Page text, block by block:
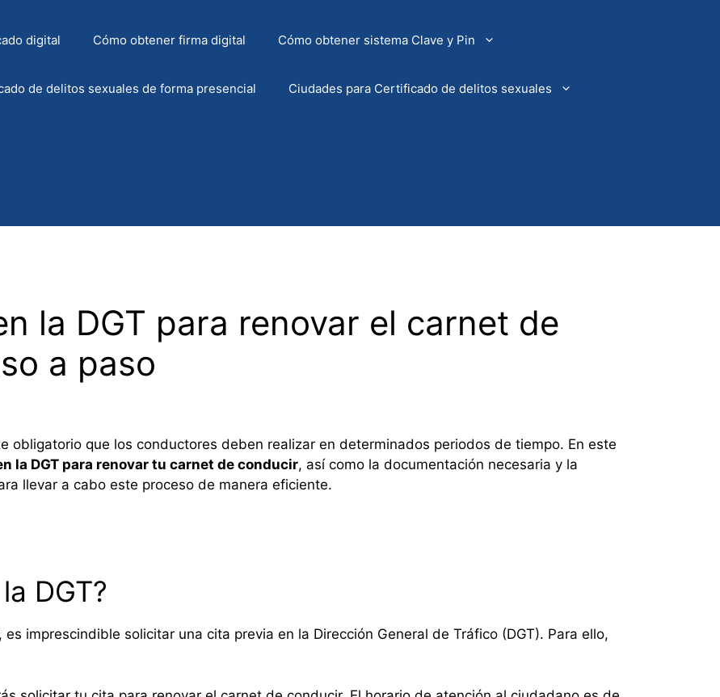
digital Cómo obtener firma digital Cómo obtener sistema Clave y Pin
de delitos sexuales de forma presencial Ciudades para Certificado de delitos sexuales
la DGT para renovar el carnet de
a paso
obligatorio que los conductores deben realizar en determinados periodos de tiempo. En este
la DGT para renovar tu carnet de conducir, así como la documentación necesaria y la
llevar a cabo este proceso de manera eficiente.
DGT?
imprescindible solicitar una cita previa en la Dirección General de Tráfico (DGT). Para ello,